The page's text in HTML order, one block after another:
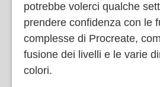
potrebbe volerci qualche
prendere confidenza con le
complesse di Procreate,
fusione dei livelli e le varie
colori.